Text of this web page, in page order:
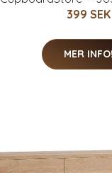
399 SEK
MER INFO!